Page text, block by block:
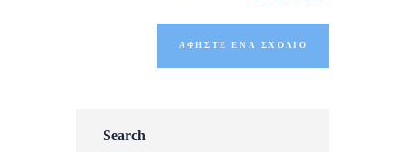
Search